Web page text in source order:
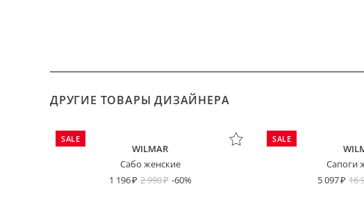
ДРУГИЕ ТОВАРЫ ДИЗАЙНЕРА
SALE
WILMAR
Сабо женские
1 196
2 990 -60%
SALE
Сапоги
5 097
16